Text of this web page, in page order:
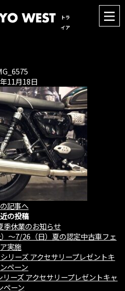
トラ
イア
11月18日
記事へ
の投稿
季休業のお知らせ
〜7/26（日）夏の認定中古車フェ
ア実施
リーズ アクセサリープレゼントキ
ペーン
リーズ アクセサリープレゼントキャ
ペーン